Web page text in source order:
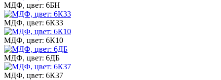
МДФ, цвет: 6БН
МДФ, цвет: 6К33
МДФ, цвет: 6К10
МДФ, цвет: 6ДБ
МДФ, цвет: 6К37